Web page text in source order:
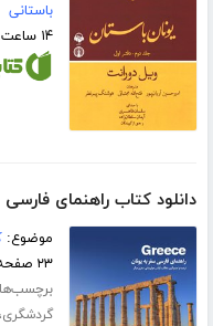
باستانی
۱۴ ساعت و ۴۴ دقیقه
دانلود کتاب راهنمای
موضوع:
۲۳ صفحه
گردشگری